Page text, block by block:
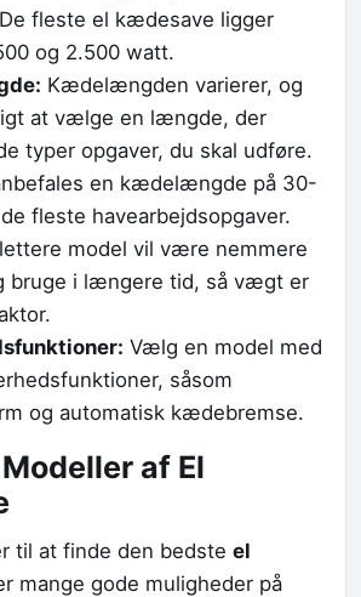
fleste el kædesave ligger
og 2.500 watt.
Kædelængden varierer, og
at vælge en længde, der
typer opgaver, du skal udføre.
en kædelængde på 30-
fleste havearbejdsopgaver.
model vil være nemmere
bruge i længere tid, så vægt er
Vælg en model med
såsom
og automatisk kædebremse.
af El
til at finde den bedste el
mange gode muligheder på